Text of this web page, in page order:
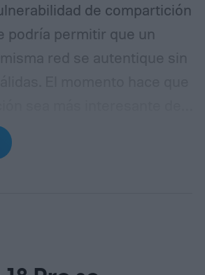
de compartición
podría permitir que un
red se autentique sin
número de versión
de seguridad de Apple